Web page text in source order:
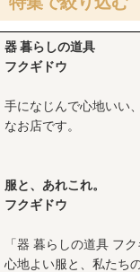
豆皿
四寸皿
六寸皿
七寸皿
器 暮らしの道具
フクギドウ
手になじんで心地いい
なお店です。
服と、あれこれ。
フクギドウ
「器 暮らしの道具 フ
心地よい服と、私たち